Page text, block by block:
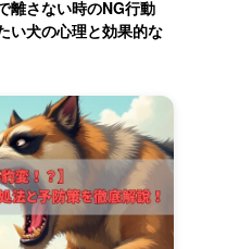
離さない時のNG行動
い犬の心理と効果的な